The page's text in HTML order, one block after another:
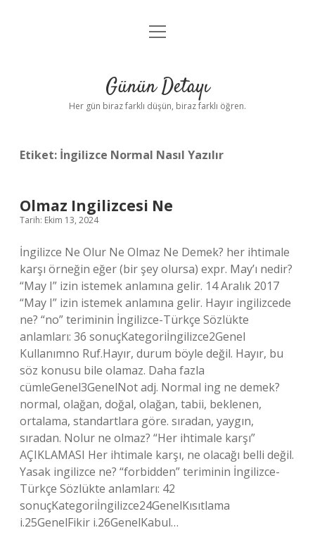
Anasayfa
Yasal Uyarı
menüyü
Günün Detayı
Her gün biraz farklı düşün, biraz farklı öğren.
Etiket: İngilizce Normal Nasıl Yazılır
Olmaz Ingilizcesi Ne
Tarih: Ekim 13, 2024
İngilizce Ne Olur Ne Olmaz Ne Demek? her ihtimale
karşı örneğin eğer (bir şey olursa) expr. May’ı nedir?
“May I” izin istemek anlamına gelir. 14 Aralık 2017
“May I” izin istemek anlamına gelir. Hayır ingilizcede
ne? “no” teriminin İngilizce-Türkçe Sözlükte
anlamları: 36 sonuçKategoriİngilizce2Genel
Kullanımno Ruf.Hayır, durum böyle değil. Hayır, bu
söz konusu bile olamaz. Daha fazla
cümleGenel3GenelNot adj. Normal ing ne demek?
normal, olağan, doğal, olağan, tabii, beklenen,
ortalama, standartlara göre. sıradan, yaygın,
sıradan. Nolur ne olmaz? “Her ihtimale karşı”
AÇIKLAMASI Her ihtimale karşı, ne olacağı belli değil.
Yasak ingilizce ne? “forbidden” teriminin İngilizce-
Türkçe Sözlükte anlamları: 42
sonuçKategoriİngilizce24GenelKısıtlama
i.25GenelFikir i.26GenelKabul…